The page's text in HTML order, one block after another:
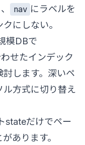
nav にラベルを
にしない。
模DBで
せたインデック
します。深いペ
方式に切り替え
stateだけでペー
あります。